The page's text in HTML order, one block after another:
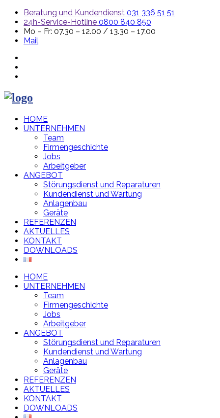
Beratung und Kundendienst 031 336 51 51
24h-Service-Hotline 0800 840 850
Mo – Fr: 07.30 – 12.00 / 13.30 – 17.00
Mail
HOME
UNTERNEHMEN
Team
Firmengeschichte
Jobs
Arbeitgeber
ANGEBOT
Störungsdienst und Reparaturen
Kundendienst und Wartung
Anlagenbau
Geräte
REFERENZEN
AKTUELLES
KONTAKT
DOWNLOADS
HOME
UNTERNEHMEN
Team
Firmengeschichte
Jobs
Arbeitgeber
ANGEBOT
Störungsdienst und Reparaturen
Kundendienst und Wartung
Anlagenbau
Geräte
REFERENZEN
AKTUELLES
KONTAKT
DOWNLOADS